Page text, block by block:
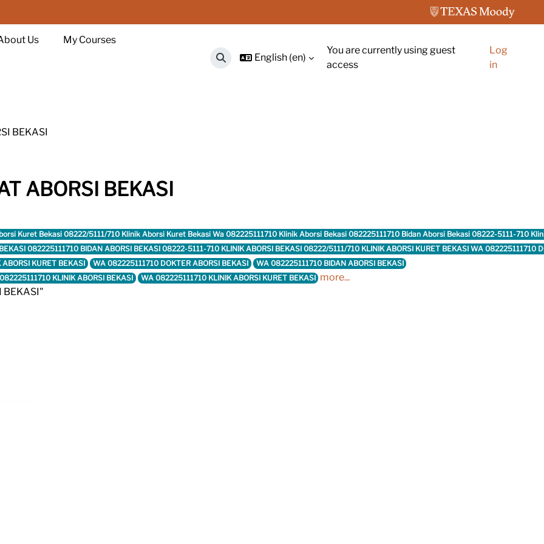
Us My Courses
Toggle search input
English ‎(en)‎
You are currently using guest
access
Log
in
BEKASI
ABORSI BEKASI
Kuret Bekasi 08222/5111/710 Klinik Aborsi Kuret Bekasi Wa 082225111710 Klinik Aborsi Bekasi 082225111710 Bidan Aborsi Bekasi 08222-5111-710
082225111710 BIDAN ABORSI BEKASI 08222-5111-710 KLINIK ABORSI BEKASI 08222/5111/710 KLINIK ABORSI KURET BEKASI WA
KURET BEKASI WA 082225111710 DOKTER ABORSI BEKASI
WA 082225111710 BIDAN ABORSI BEKASI
KLINIK ABORSI BEKASI WA 082225111710 KLINIK ABORSI KURET BEKASI more...
BEKASI"